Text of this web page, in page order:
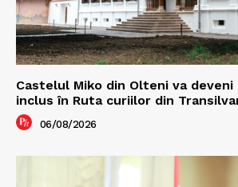
Castelul Miko din Olteni va deveni
inclus în Ruta curiilor din
06/08/2026